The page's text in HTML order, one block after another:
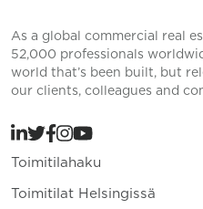
As a global commercial real
52,000 professionals
world that’s been built, but
our clients, colleagues and
Toimitilahaku
Toimitilat Helsingissä